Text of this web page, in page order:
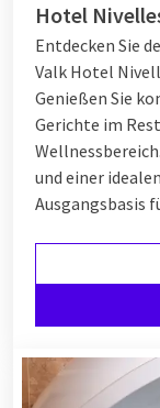
Hotel
Entdecken Sie
Valk Hotel
Genießen Sie
Gerichte im
und einer
Ausgangsbasis